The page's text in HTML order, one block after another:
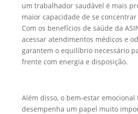
um trabalhador saudável é mais
maior capacidade de se
Com os benefícios de saúde da
acessar atendimentos médicos e
garantem o equilíbrio necessário
frente com energia e disposição.
Além disso, o bem-estar emocional
desempenha um papel muito